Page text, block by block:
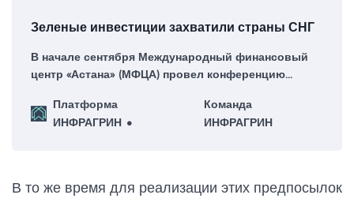
Зеленые инвестиции захватили страны СНГ
В начале сентября Международный финансовый
центр «Астана» (МФЦА) провел конференцию
служит ключевой площадкой для обсуждения
актуальных вопросов, тенденций и возможностей
Платформа
ИНФРАГРИН
Команда
ИНФРАГРИН
В то же время для реализации этих предпосылок